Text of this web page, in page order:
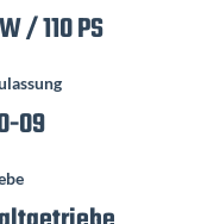
/ 110 PS
09